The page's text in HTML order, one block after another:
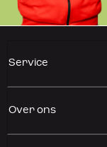
Service
Over ons